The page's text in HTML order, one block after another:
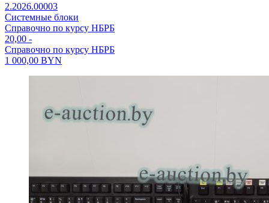
2.2026.00003
Системные блоки
Справочно по курсу НБРБ
20,00 -
Справочно по курсу НБРБ
1 000,00 BYN